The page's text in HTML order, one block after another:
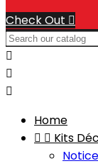
Check Out 



Home
  Kits